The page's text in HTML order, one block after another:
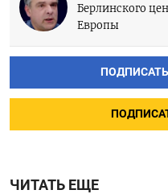
Берлинского
Европы
ЧИТАТЬ ЕЩЕ